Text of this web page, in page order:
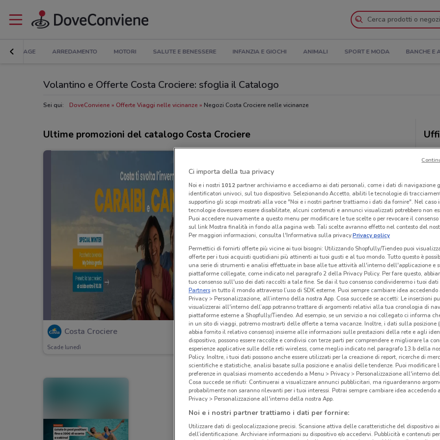
BRICOLAGE ARREDAMENTO MOTORI SALUTE E BENESSERE INFANZIA E GIOCHI ANIMALI SPORT E MODA BANCHE E
Volantino e Offerte Costa Crociere: sfoglia il Catalogo
Sei qui: DoveConviene Offerte Viaggi nelle vicinanze Negozi Costa Crociere nelle vicinanze
Ultime promozioni del catalogo Costa Crociere
Costa Crociere
Scade lunedì 1.9 km
Ci importa della tua privacy
Noi e i nostri 1012partner archiviamo e accediamo ai dati personali, come i dati di navigazione
identificatori univoci, sul tuo dispositivo. Selezionando Accetto, abiliti le tecnologie di
supportino gli scopi mostrati alla voce "Noi e i nostri partner trattiamo i dati da fornire". Nel caso
tecnologie dovessero essere disabilitate, alcuni contenuti e annunci visualizzati potrebbero non
Puoi accedere nuovamente a questo menu per modificare le tue scelte o per revocare il
sul link Mostra finalità in fondo alla pagina web. Tali scelte avranno effetto nel contesto del
Per maggiori informazioni, consulta l'Informativa sulla privacy.Privacy policy
Permettici di fornirti offerte più vicine ai tuoi bisogni: Utilizzando Shopfully/Tiendeo puoi
offerte per i tuoi acquisti quotidiani più attinenti ai tuoi gusti e al tuo mondo. Tutto questo è
una serie di strumenti e analisi effettuate in base alle tue attività all'interno dell'applicazione e
piattaforme collegate, come indicato nel paragrafo 2 della Privacy Policy. Per fare questo,
tuo consenso sull'uso dei dati raccolti a tale fine. Se dai il tuo consenso condivideremo i tuoi dati
Partnersin tutto il mondo attraverso l’uso di SDK esterne. Puoi sempre cambiare idea accedendo
Privacy > Personalizzazione, all’interno della nostra App. Cosa succede se accetti: Le inserzioni
visualizzerai all'interno dell’app potranno trattare di argomenti relativi alla tua cronologia di
piattaforme esterne a Shopfully/Tiendeo. Ad esempio, se un servizio a noi collegato ci informa
in un sito di viaggi, potremo mostrarti delle offerte a tema vacanze. Inoltre, i dati sulla posizione
abbia fornito il relativo consenso) insieme alle informazioni sulle prestazioni della rete e agli
dispositivo, possono essere raccolte e condivisi con terze parti per comprendere e migliorare la
esperienze applicative sulle delle reti wireless, come meglio indicato nel paragrafo 13.b della
Policy. Inoltre, i tuoi dati possono anche essere utilizzati per la creazione di report, ricerche di
scientifiche e statistiche, analisi basate sulla posizione e analisi delle tendenze. Puoi modificare
preferenze in qualsiasi momento accedendo a Menu > Privacy > Personalizzazione all'interno
Cosa succede se rifiuti: Continuerai a visualizzare annunci pubblicitari, ma riguarderanno
probabilmente non saranno rilevanti per i tuoi interessi. Potrai sempre cambiare idea accedendo
Privacy > Personalizzazione all'interno della nostra App.
Noi e i nostri partner trattiamo i dati per fornire:
Utilizzare dati di geolocalizzazione precisi. Scansione attiva delle caratteristiche del dispositivo
dell’identificazione. Archiviare informazioni su dispositivo e/o accedervi. Pubblicità e contenuti